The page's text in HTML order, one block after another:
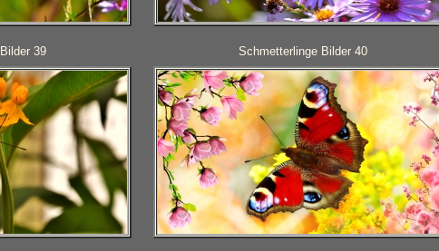
39 Schmetterlinge Bilder 40